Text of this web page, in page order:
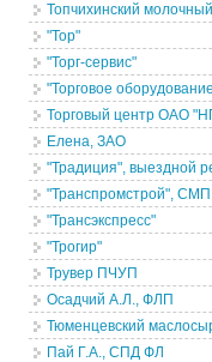
Топчихинский
"Тор"
"Торг-сервис"
"Торговое
Торговый центр ОАО
Елена, ЗАО
"Традиция", выездной
"Транспромстрой", СМП
"Трансэкспресс"
"Трогир"
Трувер ПЧУП
Осадчий А.Л., ФЛП
Тюменцевский
Пай Г.А., СПД ФЛ